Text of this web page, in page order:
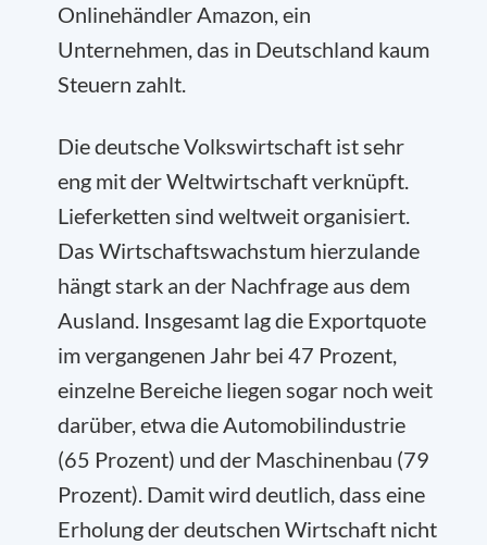
Onlinehändler Amazon, ein
Unternehmen, das in Deutschland kaum
Steuern zahlt.
Die deutsche Volkswirtschaft ist sehr
eng mit der Weltwirtschaft verknüpft.
Lieferketten sind weltweit organisiert.
Das Wirtschaftswachstum hierzulande
hängt stark an der Nachfrage aus dem
Ausland. Insgesamt lag die Exportquote
im vergangenen Jahr bei 47 Prozent,
einzelne Bereiche liegen sogar noch weit
darüber, etwa die Automobilindustrie
(65 Prozent) und der Maschinenbau (79
Prozent). Damit wird deutlich, dass eine
Erholung der deutschen Wirtschaft nicht